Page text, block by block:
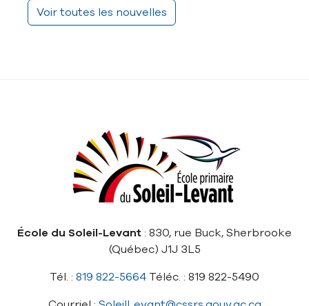
Voir toutes les nouvelles
École du Soleil-Levant : 830, rue Buck, Sherbrooke
(Québec) J1J 3L5
Tél. : 819 822-5664 Téléc. : 819 822-5490